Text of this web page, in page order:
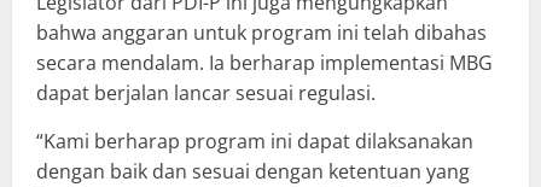
bahwa anggaran untuk program ini telah dibahas
secara mendalam. Ia berharap implementasi MBG
dapat berjalan lancar sesuai regulasi.
“Kami berharap program ini dapat dilaksanakan
dengan baik dan sesuai dengan ketentuan yang